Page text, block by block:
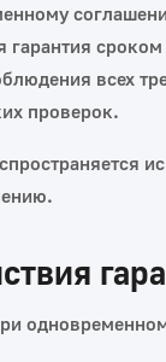
гарантия
всех
проверок.